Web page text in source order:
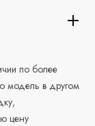
по более
модель в другом
цену